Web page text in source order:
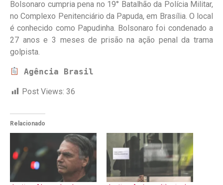
Bolsonaro cumpria pena no 19° Batalhão da Polícia Militar,
no Complexo Penitenciário da Papuda, em Brasília. O local
é conhecido como Papudinha. Bolsonaro foi condenado a
27 anos e 3 meses de prisão na ação penal da trama
golpista.
Agência Brasil
Post Views: 36
Relacionado